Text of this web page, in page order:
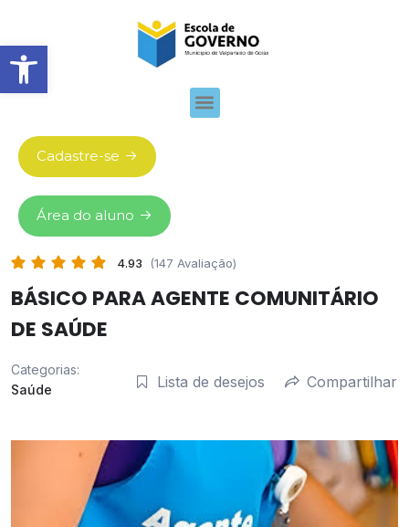
Abrir barra de ferramentas
Cadastre-se
Área do aluno
4.93 (147 Avaliação)
BÁSICO PARA AGENTE COMUNITÁRIO
DE SAÚDE
Categorias:
Saúde
Lista de desejos Compartilhar